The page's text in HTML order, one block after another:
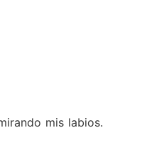
mis labios.